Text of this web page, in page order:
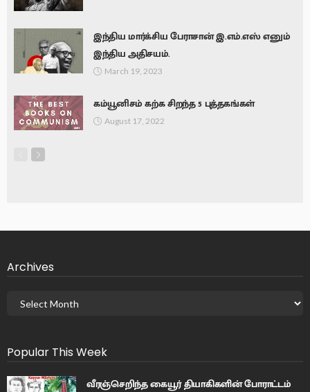
இந்திய மார்க்சிய பேராசான் இ.எம்.எஸ் எனும்
இந்திய அதிசயம்.
March 19, 2023
கம்யூனிசம் கற்க சிறந்த 5 புத்தகங்கள்
August 17, 2022
Archives
Popular This Week
வீரஞ்செறிந்த கையூர் தியாகிகளின் போராட்டம்